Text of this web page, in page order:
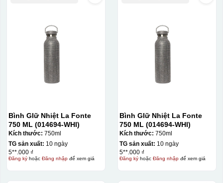
Bình GIữ Nhiệt La Fonte
750 ML (014694-WHI)
Kích thước: 750ml
TG sản xuất: 10 ngày
5**.000 ₫
Đăng kýhoặc Đăng nhậpđể xem giá
Bình GIữ Nhiệt La Fonte
750 ML (014694-WHI)
Kích thước: 750ml
TG sản xuất: 10 ngày
5**.000 ₫
Đăng kýhoặc Đăng nhậpđể xem giá